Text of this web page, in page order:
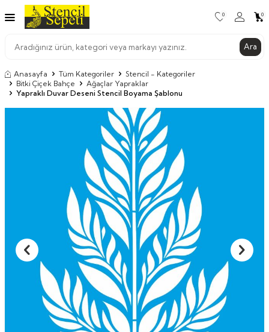
Ara
0 0
Anasayfa Tüm Kategoriler
Stencil - Kategoriler
Bitki Çiçek Bahçe
Ağaçlar Yapraklar
Yapraklı Duvar Deseni Stencil Boyama Şablonu